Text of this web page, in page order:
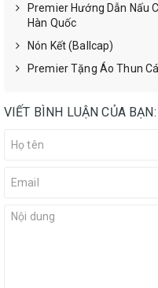
Premier Hướng Dẫn Nấu
Hàn Quốc
Nón Kết (Ballcap)
Premier Tặng Áo Thun
VIẾT BÌNH LUẬN CỦA BẠN: